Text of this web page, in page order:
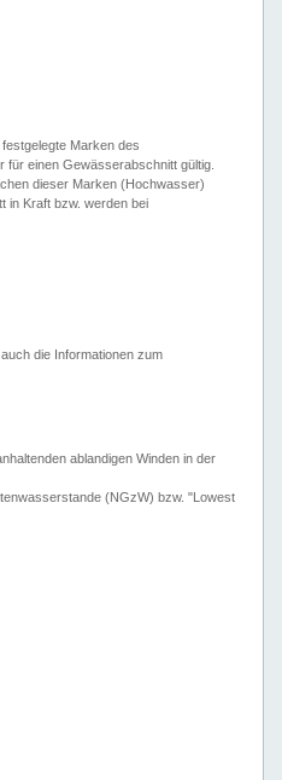
Marken des
für einen Gewässerabschnitt gültig.
dieser Marken (Hochwasser)
in Kraft bzw. werden bei
auch die Informationen zum
ablandigen Winden in der
(NGzW) bzw. "Lowest